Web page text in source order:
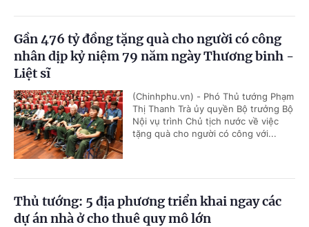
Gần 476 tỷ đồng tặng quà cho người có công
nhân dịp kỷ niệm 79 năm ngày Thương binh -
Liệt sĩ
(Chinhphu.vn) - Phó Thủ tướng Phạm
Thị Thanh Trà ủy quyền Bộ trưởng Bộ
Nội vụ trình Chủ tịch nước về việc
tặng quà cho người có công với...
Thủ tướng: 5 địa phương triển khai ngay các
dự án nhà ở cho thuê quy mô lớn